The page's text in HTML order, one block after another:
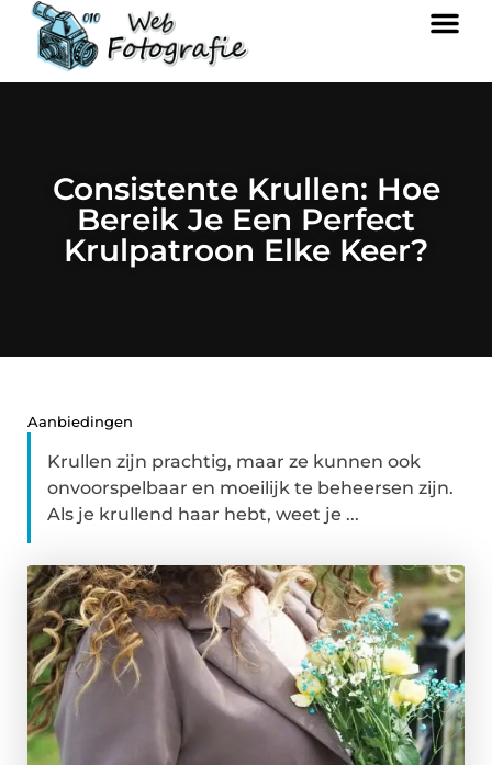
Consistente Krullen: Hoe
Bereik Je Een Perfect
Krulpatroon Elke Keer?
Aanbiedingen
Krullen zijn prachtig, maar ze kunnen ook
onvoorspelbaar en moeilijk te beheersen zijn.
Als je krullend haar hebt, weet je ...